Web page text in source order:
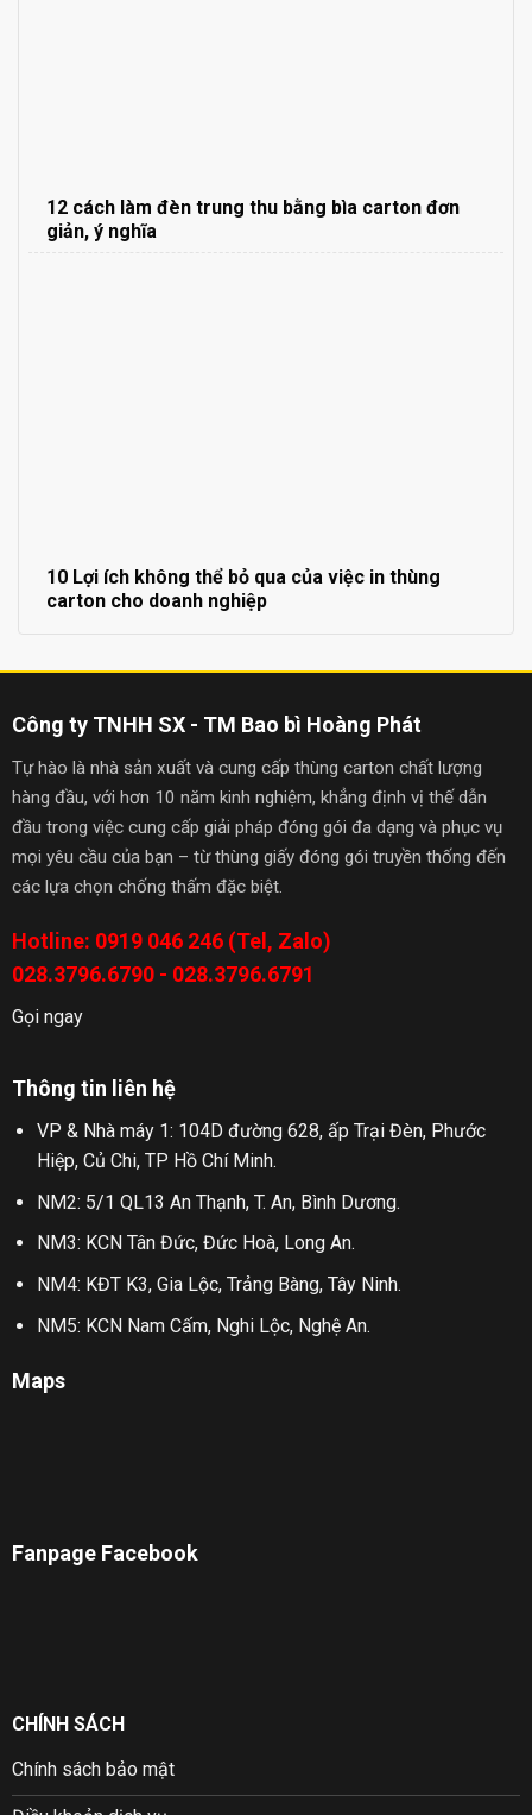
12 cách làm đèn trung thu bằng bìa carton đơn
giản, ý nghĩa
10 Lợi ích không thể bỏ qua của việc in thùng
carton cho doanh nghiệp
Công ty TNHH SX - TM Bao bì Hoàng Phát
Tự hào là nhà sản xuất và cung cấp thùng carton chất lượng
hàng đầu, với hơn 10 năm kinh nghiệm, khẳng định vị thế dẫn
đầu trong việc cung cấp giải pháp đóng gói đa dạng và phục vụ
mọi yêu cầu của bạn – từ thùng giấy đóng gói truyền thống đến
các lựa chọn chống thấm đặc biệt.
Hotline: 0919 046 246 (Tel, Zalo)
028.3796.6790 - 028.3796.6791
Gọi ngay
Thông tin liên hệ
VP & Nhà máy 1: 104D đường 628, ấp Trại Đèn, Phước
Hiệp, Củ Chi, TP Hồ Chí Minh.
NM2: 5/1 QL13 An Thạnh, T. An, Bình Dương.
NM3: KCN Tân Đức, Đức Hoà, Long An.
NM4: KĐT K3, Gia Lộc, Trảng Bàng, Tây Ninh.
NM5: KCN Nam Cấm, Nghi Lộc, Nghệ An.
Maps
Fanpage Facebook
CHÍNH SÁCH
Chính sách bảo mật